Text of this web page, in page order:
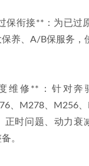
保衔接**：为已过
养、A/B保服务，
维修**：针对奔
、M278、M256
正时问题、动力衰
。